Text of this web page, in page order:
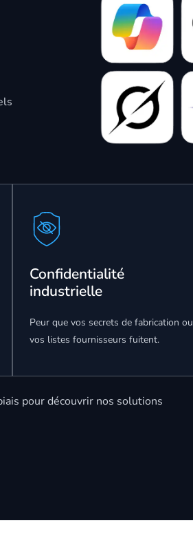
Confidentialité
industrielle
Peur que vos secrets de fabrication ou
vos listes fournisseurs fuitent.
environnement sécurisé.
pour découvrir nos solutions